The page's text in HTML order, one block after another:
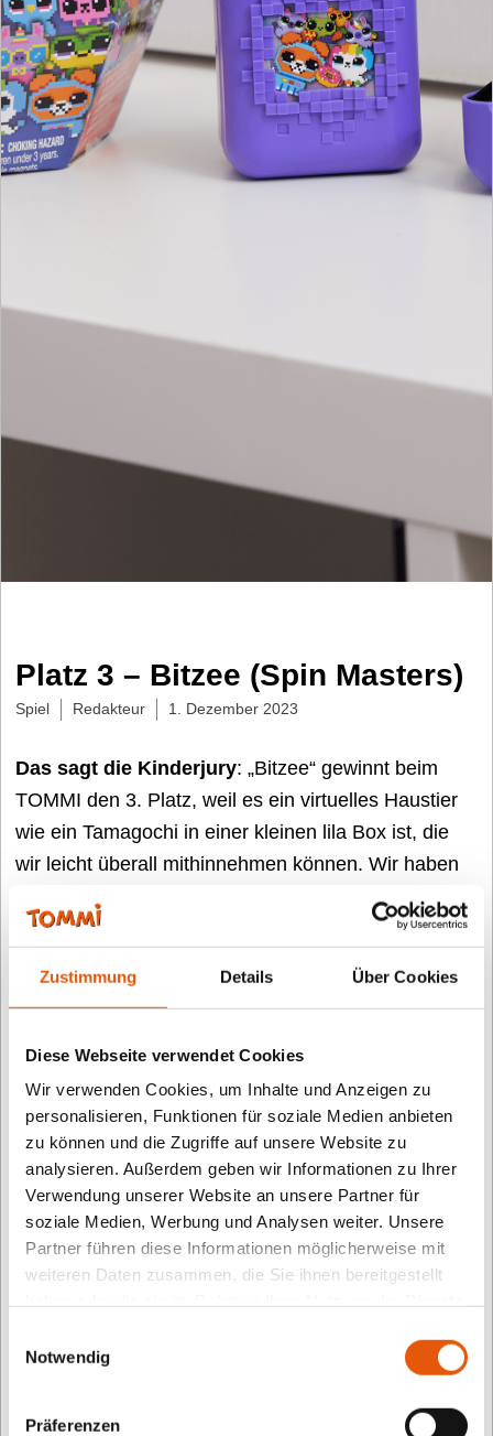
Zustimmung Details Über Cookies
Diese Webseite verwendet Cookies
Wir verwenden Cookies, um Inhalte und Anzeigen zu
personalisieren, Funktionen für soziale Medien anbieten
zu können und die Zugriffe auf unsere Website zu
analysieren. Außerdem geben wir Informationen zu Ihrer
Verwendung unserer Website an unsere Partner für
soziale Medien, Werbung und Analysen weiter. Unsere
Partner führen diese Informationen möglicherweise mit
weiteren Daten zusammen, die Sie ihnen bereitgestellt
Notwendig
Präferenzen
Platz 3 – Bitzee (Spin Masters)
Spiel Redakteur 1. Dezember 2023
Das sagt die Kinderjury: „Bitzee“ gewinnt beim
TOMMI den 3. Platz, weil es ein virtuelles Haustier
wie ein Tamagochi in einer kleinen lila Box ist, die
wir leicht überall mithinnehmen können. Wir haben
viele verschiedene Bitzees und müssen dann genau
schauen, dass es allen gut geht und uns gut um sie
haben, entwickeln sich die Bitzees weiter. Es macht
geeignet. Das Spielzeug ist richtig süß gemacht und
rein technisch sieht das auch irgendwie verrückt
aus. Und man kann so viel mit so wenig erreichen.
Das sagt die Fachjury:Das erste Aufklappen der
Bitzee-Box und das Betrachten des
Tamagotchi erinnert fühlen, jedoch mit dem
Bitzee bietet, auch streicheln kann. Mit sanften